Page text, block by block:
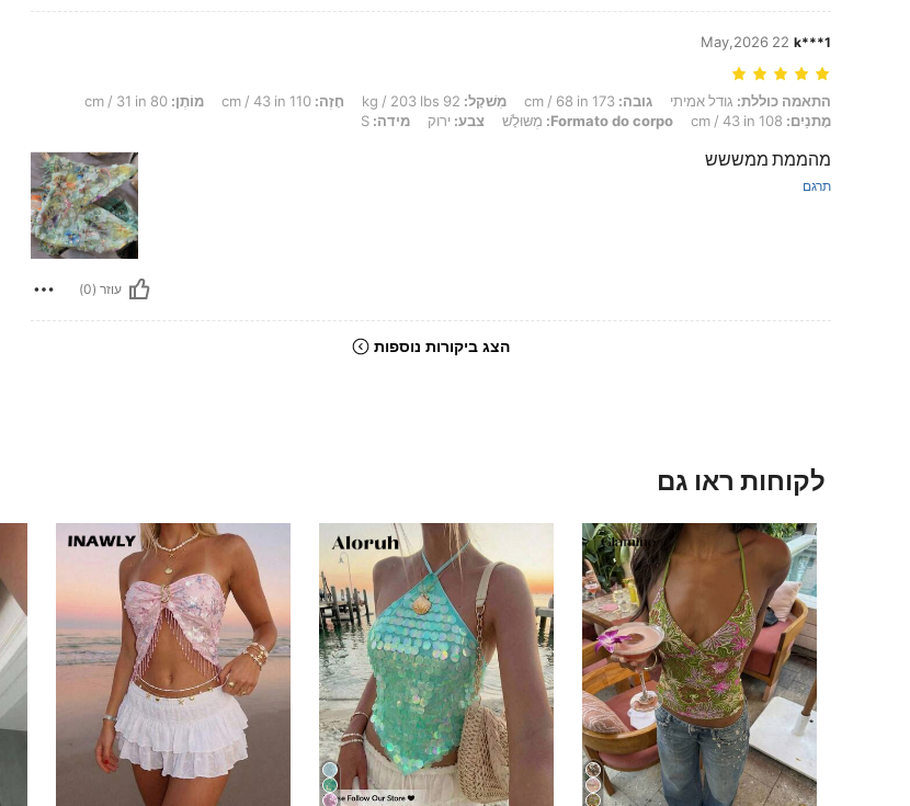
k***1
22 May,2026
התאמה כוללת: גודל אמיתי, גובה: 173 cm / 68 in, מִשׁקָל: 92 kg / 203 lbs, חָזֶה: 110 cm / 43 in, מוֹתֶן: 80 cm / 31 in, מָתנַיִם: 108 cm / 43 in, Formato do corpo: מְשּוּלָשׁ, צבע: ירוק, מידה: S
התאמה כוללת: גודל אמיתי גובה: מִשׁקָל: חָזֶה: מוֹתֶן:
מָתנַיִם:
Formato do corpo: מְשּוּלָשׁ צבע: ירוק מידה:
מהממת ממששש
תרגם
עוזר (0)
הצג ביקורות נוספות
לקוחות ראו גם